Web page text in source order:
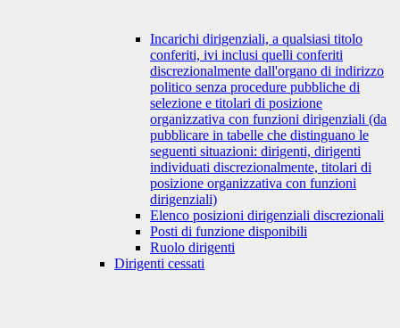
Incarichi dirigenziali, a qualsiasi titolo
conferiti, ivi inclusi quelli conferiti
discrezionalmente dall'organo di indirizzo
politico senza procedure pubbliche di
selezione e titolari di posizione
organizzativa con funzioni dirigenziali (da
pubblicare in tabelle che distinguano le
seguenti situazioni: dirigenti, dirigenti
individuati discrezionalmente, titolari di
posizione organizzativa con funzioni
dirigenziali)
Elenco posizioni dirigenziali discrezionali
Posti di funzione disponibili
Ruolo dirigenti
Dirigenti cessati